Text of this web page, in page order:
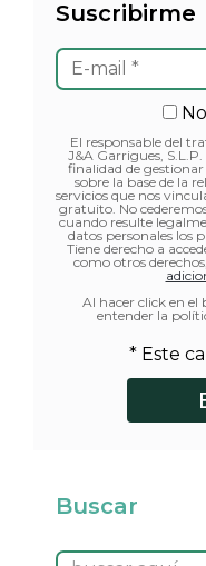
Suscribirme
El responsable del
J&A Garrigues, S.L.P. (Garrigues), quien los tratará con la
finalidad de
sobre la base de la
servicios que nos
gratuito. No
cuando resulte
datos personales los
Tiene derecho a
como otros
Al hacer click en el
entender la
* Este
Buscar